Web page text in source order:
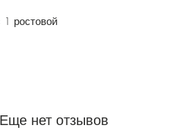
ростовой
Еще нет отзывов